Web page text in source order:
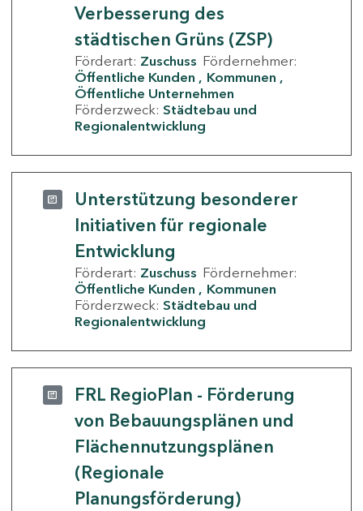
Verbesserung des
städtischen Grüns (ZSP)
Förderart: Zuschuss Fördernehmer:
Öffentliche Kunden
Kommunen
Öffentliche Unternehmen
Förderzweck: Städtebau und
Regionalentwicklung
Unterstützung besonderer
Initiativen für regionale
Entwicklung
Förderart: Zuschuss Fördernehmer:
Öffentliche Kunden
Kommunen
Förderzweck: Städtebau und
Regionalentwicklung
FRL RegioPlan - Förderung
von Bebauungsplänen und
Flächennutzungsplänen
(Regionale
Planungsförderung)